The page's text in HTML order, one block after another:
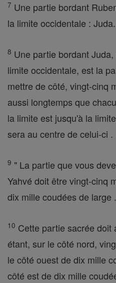
7 Une partie bordant
la limite occidentale : Juda.
8 Une partie bordant
limite occidentale, est la
mettre de côté, vingt-cinq
aussi longtemps que
la limite est jusqu'à la
sera au centre de celui-ci .
9 " La partie que vous
Yahvé doit être vingt-cinq
dix mille coudées de large .
10 Cette partie sacrée doit
étant, sur le côté nord,
le côté ouest de dix mille
côté est de dix mille